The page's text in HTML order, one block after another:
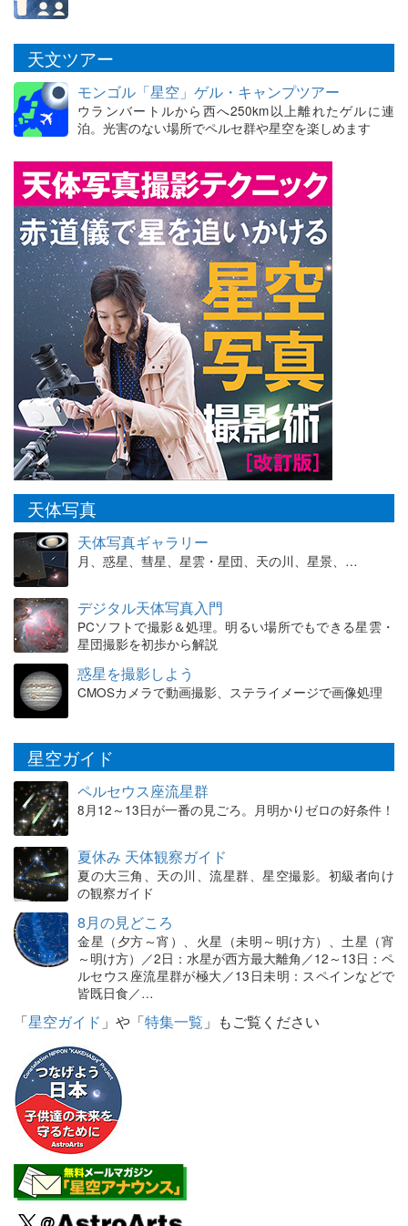
天文ツアー
モンゴル「星空」ゲル・キャンプツアー
ウランバートルから西へ250km以上離れたゲルに連
泊。光害のない場所でペルセ群や星空を楽しめます
天体写真
天体写真ギャラリー
月、惑星、彗星、星雲・星団、天の川、星景、…
デジタル天体写真入門
PCソフトで撮影＆処理。明るい場所でもできる星雲・
星団撮影を初歩から解説
惑星を撮影しよう
CMOSカメラで動画撮影、ステライメージで画像処理
星空ガイド
ペルセウス座流星群
8月12～13日が一番の見ごろ。月明かりゼロの好条件！
夏休み 天体観察ガイド
夏の大三角、天の川、流星群、星空撮影。初級者向け
の観察ガイド
8月の見どころ
金星（夕方～宵）、火星（未明～明け方）、土星（宵
～明け方）／2日：水星が西方最大離角／12～13日：ペ
ルセウス座流星群が極大／13日未明：スペインなどで
皆既日食／…
「星空ガイド 」や「特集一覧 」もご覧ください